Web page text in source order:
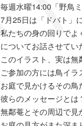
毎週水曜14:00「野鳥
7月25日は「ドバト」
私たちの身の回りで
についてお話させてい
このイラスト、実は無
ご参加の方には鳥イラ
お庭で見かけるその鳥
彼らのメッセージとは
無鄰菴とその周辺で見